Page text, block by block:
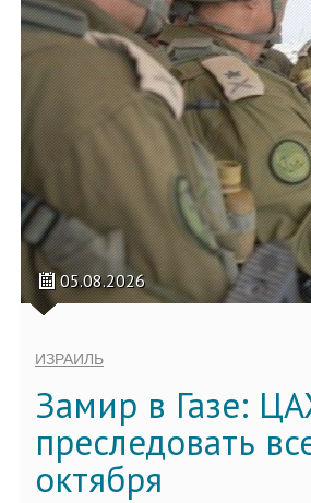
05.08.2026
ИЗРАИЛЬ
Замир в Газе:
преследовать
октября